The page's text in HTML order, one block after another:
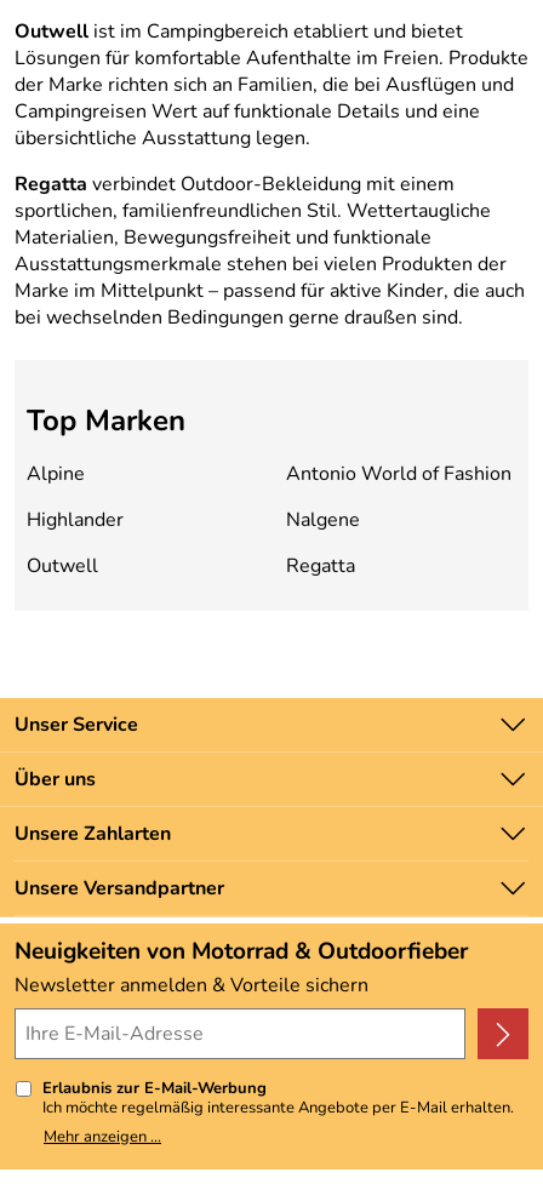
Outwell ist im Campingbereich etabliert und bietet
Lösungen für komfortable Aufenthalte im Freien. Produkte
der Marke richten sich an Familien, die bei Ausflügen und
Campingreisen Wert auf funktionale Details und eine
übersichtliche Ausstattung legen.
Regatta verbindet Outdoor-Bekleidung mit einem
sportlichen, familienfreundlichen Stil. Wettertaugliche
Materialien, Bewegungsfreiheit und funktionale
Ausstattungsmerkmale stehen bei vielen Produkten der
Marke im Mittelpunkt – passend für aktive Kinder, die auch
bei wechselnden Bedingungen gerne draußen sind.
Top Marken
Alpine
Antonio World of Fashion
Highlander
Nalgene
Outwell
Regatta
Unser Service
Kontakt
Batteriegesetz
Newsletter
Zahlung und Versand
Über uns
Unsere Bestseller
Marken
Neu
Angebote
Kundenbewertungen (3.493)
4,9/5*****
Unsere Zahlarten
Unsere Versandpartner
Neuigkeiten von Motorrad & Outdoorfieber
Newsletter anmelden & Vorteile sichern
Erlaubnis zur E-Mail-Werbung
Ich möchte regelmäßig interessante Angebote per E-Mail erhalten.
Meine E-Mail-Adresse wird nicht an andere Unternehmen
weitergegeben. Zu statistischen Zwecken wird in anonymer Form
Mehr anzeigen ...